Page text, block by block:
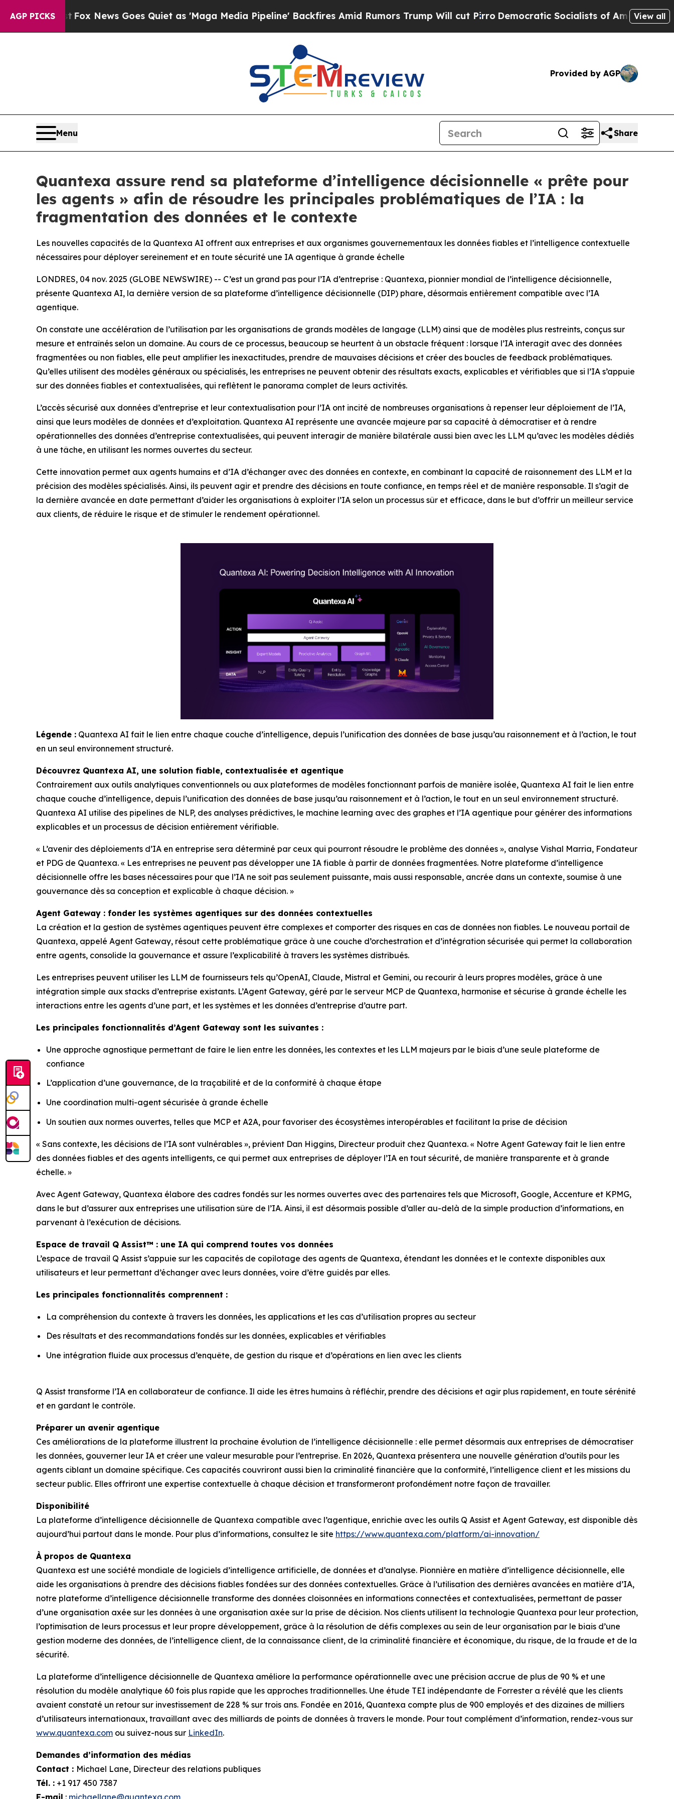
AGP PICKS
Fox News Goes Quiet as 'Maga Media Pipeline' Backfires Amid Rumors Trump Will cut PirroDemocratic Socialists of America Propose Radical
View all
Provided by AGP
Menu Share
Quantexa assure rend sa plateforme d’intelligence décisionnelle « prête pour
les agents » afin de résoudre les principales problématiques de l’IA : la
fragmentation des données et le contexte
Les nouvelles capacités de la Quantexa AI offrent aux entreprises et aux organismes gouvernementaux les données fiables et l’intelligence contextuelle
nécessaires pour déployer sereinement et en toute sécurité une IA agentique à grande échelle
LONDRES, 04 nov. 2025 (GLOBE NEWSWIRE) -- C’est un grand pas pour l’IA d’entreprise : Quantexa, pionnier mondial de l’intelligence décisionnelle,
présente Quantexa AI, la dernière version de sa plateforme d’intelligence décisionnelle (DIP) phare, désormais entièrement compatible avec l’IA
agentique.
On constate une accélération de l’utilisation par les organisations de grands modèles de langage (LLM) ainsi que de modèles plus restreints, conçus sur
mesure et entraînés selon un domaine. Au cours de ce processus, beaucoup se heurtent à un obstacle fréquent : lorsque l’IA interagit avec des données
fragmentées ou non fiables, elle peut amplifier les inexactitudes, prendre de mauvaises décisions et créer des boucles de feedback problématiques.
Qu’elles utilisent des modèles généraux ou spécialisés, les entreprises ne peuvent obtenir des résultats exacts, explicables et vérifiables que si l’IA s’appuie
sur des données fiables et contextualisées, qui reflètent le panorama complet de leurs activités.
L’accès sécurisé aux données d’entreprise et leur contextualisation pour l’IA ont incité de nombreuses organisations à repenser leur déploiement de l’IA,
ainsi que leurs modèles de données et d’exploitation. Quantexa AI représente une avancée majeure par sa capacité à démocratiser et à rendre
opérationnelles des données d’entreprise contextualisées, qui peuvent interagir de manière bilatérale aussi bien avec les LLM qu’avec les modèles dédiés
à une tâche, en utilisant les normes ouvertes du secteur.
Cette innovation permet aux agents humains et d’IA d’échanger avec des données en contexte, en combinant la capacité de raisonnement des LLM et la
précision des modèles spécialisés. Ainsi, ils peuvent agir et prendre des décisions en toute confiance, en temps réel et de manière responsable. Il s’agit de
la dernière avancée en date permettant d’aider les organisations à exploiter l’IA selon un processus sûr et efficace, dans le but d’offrir un meilleur service
aux clients, de réduire le risque et de stimuler le rendement opérationnel.
Légende : Quantexa AI fait le lien entre chaque couche d’intelligence, depuis l’unification des données de base jusqu’au raisonnement et à l’action, le tout
en un seul environnement structuré.
Découvrez Quantexa AI, une solution fiable, contextualisée et agentique
Contrairement aux outils analytiques conventionnels ou aux plateformes de modèles fonctionnant parfois de manière isolée, Quantexa AI fait le lien entre
chaque couche d’intelligence, depuis l’unification des données de base jusqu’au raisonnement et à l’action, le tout en un seul environnement structuré.
Quantexa AI utilise des pipelines de NLP, des analyses prédictives, le machine learning avec des graphes et l’IA agentique pour générer des informations
explicables et un processus de décision entièrement vérifiable.
« L’avenir des déploiements d’IA en entreprise sera déterminé par ceux qui pourront résoudre le problème des données », analyse Vishal Marria, Fondateur
et PDG de Quantexa. « Les entreprises ne peuvent pas développer une IA fiable à partir de données fragmentées. Notre plateforme d’intelligence
décisionnelle offre les bases nécessaires pour que l’IA ne soit pas seulement puissante, mais aussi responsable, ancrée dans un contexte, soumise à une
gouvernance dès sa conception et explicable à chaque décision. »
Agent Gateway : fonder les systèmes agentiques sur des données contextuelles
La création et la gestion de systèmes agentiques peuvent être complexes et comporter des risques en cas de données non fiables. Le nouveau portail de
Quantexa, appelé Agent Gateway, résout cette problématique grâce à une couche d’orchestration et d’intégration sécurisée qui permet la collaboration
entre agents, consolide la gouvernance et assure l’explicabilité à travers les systèmes distribués.
Les entreprises peuvent utiliser les LLM de fournisseurs tels qu’OpenAI, Claude, Mistral et Gemini, ou recourir à leurs propres modèles, grâce à une
intégration simple aux stacks d’entreprise existants. L’Agent Gateway, géré par le serveur MCP de Quantexa, harmonise et sécurise à grande échelle les
interactions entre les agents d’une part, et les systèmes et les données d’entreprise d’autre part.
Les principales fonctionnalités d’Agent Gateway sont les suivantes :
Une approche agnostique permettant de faire le lien entre les données, les contextes et les LLM majeurs par le biais d’une seule plateforme de
confiance
L’application d’une gouvernance, de la traçabilité et de la conformité à chaque étape
Une coordination multi-agent sécurisée à grande échelle
Un soutien aux normes ouvertes, telles que MCP et A2A, pour favoriser des écosystèmes interopérables et facilitant la prise de décision
« Sans contexte, les décisions de l’IA sont vulnérables », prévient Dan Higgins, Directeur produit chez Quantexa. « Notre Agent Gateway fait le lien entre
des données fiables et des agents intelligents, ce qui permet aux entreprises de déployer l’IA en tout sécurité, de manière transparente et à grande
échelle. »
Avec Agent Gateway, Quantexa élabore des cadres fondés sur les normes ouvertes avec des partenaires tels que Microsoft, Google, Accenture et KPMG,
dans le but d’assurer aux entreprises une utilisation sûre de l’IA. Ainsi, il est désormais possible d’aller au-delà de la simple production d’informations, en
parvenant à l’exécution de décisions.
Espace de travail Q Assist™ : une IA qui comprend toutes vos données
L’espace de travail Q Assist s’appuie sur les capacités de copilotage des agents de Quantexa, étendant les données et le contexte disponibles aux
utilisateurs et leur permettant d’échanger avec leurs données, voire d’être guidés par elles.
Les principales fonctionnalités comprennent :
La compréhension du contexte à travers les données, les applications et les cas d’utilisation propres au secteur
Des résultats et des recommandations fondés sur les données, explicables et vérifiables
Une intégration fluide aux processus d’enquête, de gestion du risque et d’opérations en lien avec les clients
Q Assist transforme l’IA en collaborateur de confiance. Il aide les êtres humains à réfléchir, prendre des décisions et agir plus rapidement, en toute sérénité
et en gardant le contrôle.
Préparer un avenir agentique
Ces améliorations de la plateforme illustrent la prochaine évolution de l’intelligence décisionnelle : elle permet désormais aux entreprises de démocratiser
les données, gouverner leur IA et créer une valeur mesurable pour l’entreprise. En 2026, Quantexa présentera une nouvelle génération d’outils pour les
agents ciblant un domaine spécifique. Ces capacités couvriront aussi bien la criminalité financière que la conformité, l’intelligence client et les missions du
secteur public. Elles offriront une expertise contextuelle à chaque décision et transformeront profondément notre façon de travailler.
Disponibilité
La plateforme d’intelligence décisionnelle de Quantexa compatible avec l’agentique, enrichie avec les outils Q Assist et Agent Gateway, est disponible dès
aujourd’hui partout dans le monde. Pour plus d’informations, consultez le site https://www.quantexa.com/platform/ai-innovation/
À propos de Quantexa
Quantexa est une société mondiale de logiciels d’intelligence artificielle, de données et d’analyse. Pionnière en matière d’intelligence décisionnelle, elle
aide les organisations à prendre des décisions fiables fondées sur des données contextuelles. Grâce à l’utilisation des dernières avancées en matière d’IA,
notre plateforme d’intelligence décisionnelle transforme des données cloisonnées en informations connectées et contextualisées, permettant de passer
d’une organisation axée sur les données à une organisation axée sur la prise de décision. Nos clients utilisent la technologie Quantexa pour leur protection,
l’optimisation de leurs processus et leur propre développement, grâce à la résolution de défis complexes au sein de leur organisation par le biais d’une
gestion moderne des données, de l’intelligence client, de la connaissance client, de la criminalité financière et économique, du risque, de la fraude et de la
sécurité.
La plateforme d’intelligence décisionnelle de Quantexa améliore la performance opérationnelle avec une précision accrue de plus de 90 % et une
résolution du modèle analytique 60 fois plus rapide que les approches traditionnelles. Une étude TEI indépendante de Forrester a révélé que les clients
avaient constaté un retour sur investissement de 228 % sur trois ans. Fondée en 2016, Quantexa compte plus de 900 employés et des dizaines de milliers
d’utilisateurs internationaux, travaillant avec des milliards de points de données à travers le monde. Pour tout complément d’information, rendez-vous sur
www.quantexa.com ou suivez-nous sur LinkedIn.
Demandes d’information des médias
Contact : Michael Lane, Directeur des relations publiques
Tél. : +1 917 450 7387
E-mail : michaellane@quantexa.com